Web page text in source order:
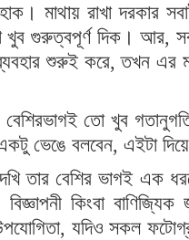
মাথায় রাখা দরকার
খুব গুরুত্বপূর্ণ দিক। আর,
শুরুই করে,তখন এর
তো খুব
একটু ভেঙে বলবেন, এইটা
তার বেশির ভাগই এক
কিংবা
, যদিও সকল